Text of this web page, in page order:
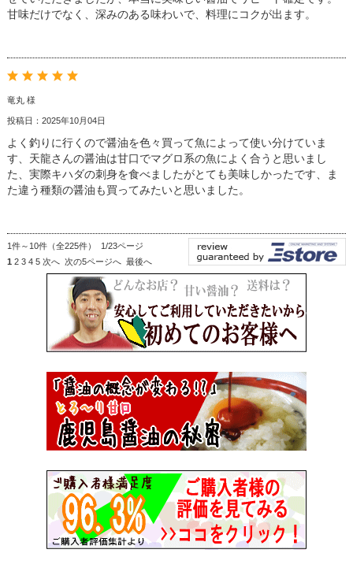
甘味だけでなく、深みのある味わいで、料理にコクが出ます。
竜丸 様
投稿日：2025年10月04日
よく釣りに行くので醤油を色々買って魚によって使い分けていま
す、天龍さんの醤油は甘口でマグロ系の魚によく合うと思いまし
た、実際キハダの刺身を食べましたがとても美味しかったです、ま
た違う種類の醤油も買ってみたいと思いました。
1件～10件（全225件） 1/23ページ
1 2 3 4 5 次へ 次の5ページへ 最後へ